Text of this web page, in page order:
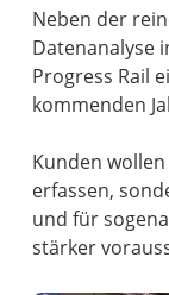
Neben der
Datenanalyse
Progress Rail
kommenden
Kunden
erfassen,
und für
stärker